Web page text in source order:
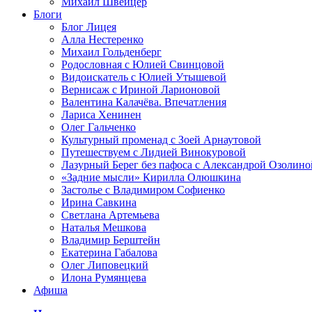
Блоги
Блог Лицея
Алла Нестеренко
Михаил Гольденберг
Родословная с Юлией Свинцовой
Видоискатель с Юлией Утышевой
Вернисаж с Ириной Ларионовой
Валентина Калачёва. Впечатления
Лариса Хенинен
Олег Гальченко
Культурный променад с Зоей Арнаутовой
Путешествуем с Лидией Винокуровой
Лазурный Берег без пафоса с Александрой
«Задние мысли» Кирилла Олюшкина
Застолье с Владимиром Софиенко
Ирина Савкина
Светлана Артемьева
Наталья Мешкова
Владимир Берштейн
Екатерина Габалова
Олег Липовецкий
Илона Румянцева
Афиша